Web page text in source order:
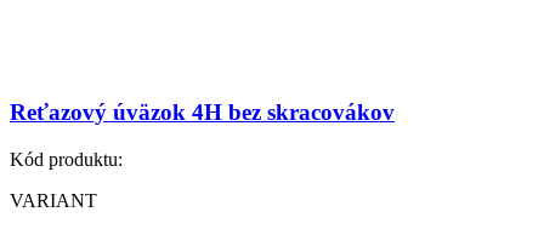
Reťazový úväzok 4H bez skracovákov
Kód produktu:
VARIANT